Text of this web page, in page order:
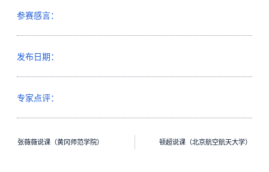
参赛感言：
发布日期：
专家点评：
张薇薇说课（黄冈师范学院） 顿超说课（北京航空航天大学）